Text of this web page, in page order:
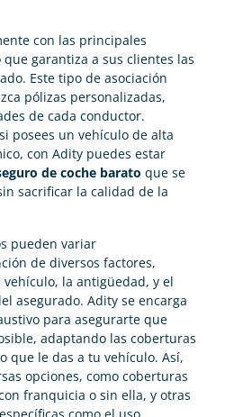
con las principales
garantiza a sus clientes las
Este tipo de asociación
pólizas personalizadas,
de cada conductor.
posees un vehículo de alta
con Adity puedes estar
de coche barato que se
sacrificar la calidad de la
pueden variar
de diversos factores,
la antigüedad, y el
asegurado. Adity se encarga
para asegurarte que
adaptando las coberturas
que le das a tu vehículo. Así,
opciones, como coberturas
franquicia o sin ella, y otras